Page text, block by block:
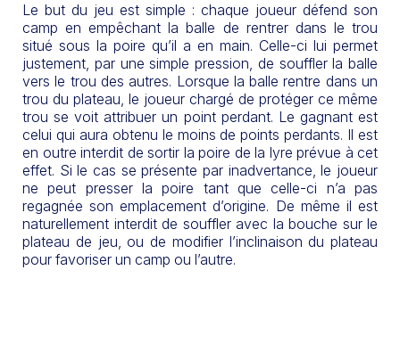
Le but du jeu est simple : chaque joueur défend son
camp en empêchant la balle de rentrer dans le trou
situé sous la poire qu’il a en main. Celle-ci lui permet
justement, par une simple pression, de souffler la balle
vers le trou des autres. Lorsque la balle rentre dans un
trou du plateau, le joueur chargé de protéger ce même
trou se voit attribuer un point perdant. Le gagnant est
celui qui aura obtenu le moins de points perdants. Il est
en outre interdit de sortir la poire de la lyre prévue à cet
effet. Si le cas se présente par inadvertance, le joueur
ne peut presser la poire tant que celle-ci n’a pas
regagnée son emplacement d’origine. De même il est
naturellement interdit de souffler avec la bouche sur le
plateau de jeu, ou de modifier l’inclinaison du plateau
pour favoriser un camp ou l’autre.